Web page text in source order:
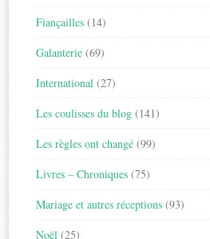
Fiançailles (14)
Galanterie (69)
International (27)
Les coulisses du blog (141)
Les règles ont changé (99)
Livres – Chroniques (75)
Mariage et autres réceptions (93)
Noël (25)